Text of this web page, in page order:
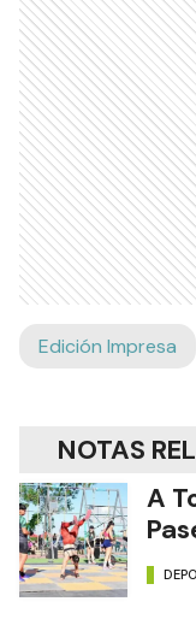
Edición Impresa
NOTAS
A